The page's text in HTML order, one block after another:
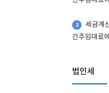
3
세금계
간주임대료
법인세